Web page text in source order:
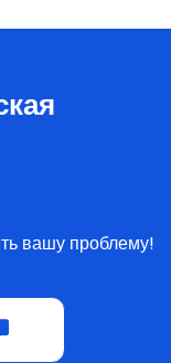
вашу проблему!